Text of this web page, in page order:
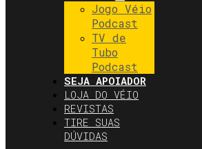
Jogo Véio
Podcast
TV de
Tubo
Podcast
SEJA APOIADOR
LOJA DO VÉIO
REVISTAS
TIRE SUAS
DÚVIDAS